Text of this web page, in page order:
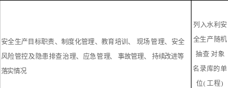
安全生产目标职责、制度化管理、教育培训、 现场管理、安全
风险管控及隐患排查治理、应急管理、 事故管理、 持续改进等
落实情况
列 入水利安
全生产随机
抽查 对象
名录库的单
位(工程)